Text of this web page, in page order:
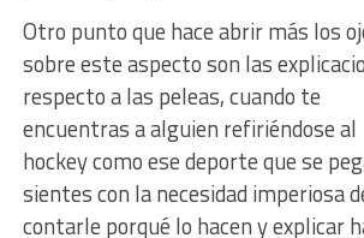
Otro punto que hace abrir más los
sobre este aspecto son las
respecto a las peleas, cuando te
encuentras a alguien refiriéndose al
hockey como ese deporte que se
sientes con la necesidad imperiosa
contarle porqué lo hacen y explicar